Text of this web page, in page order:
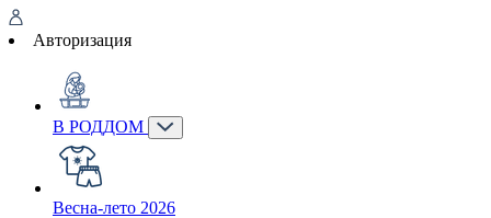
Авторизация
В РОДДОМ
Весна-лето 2026